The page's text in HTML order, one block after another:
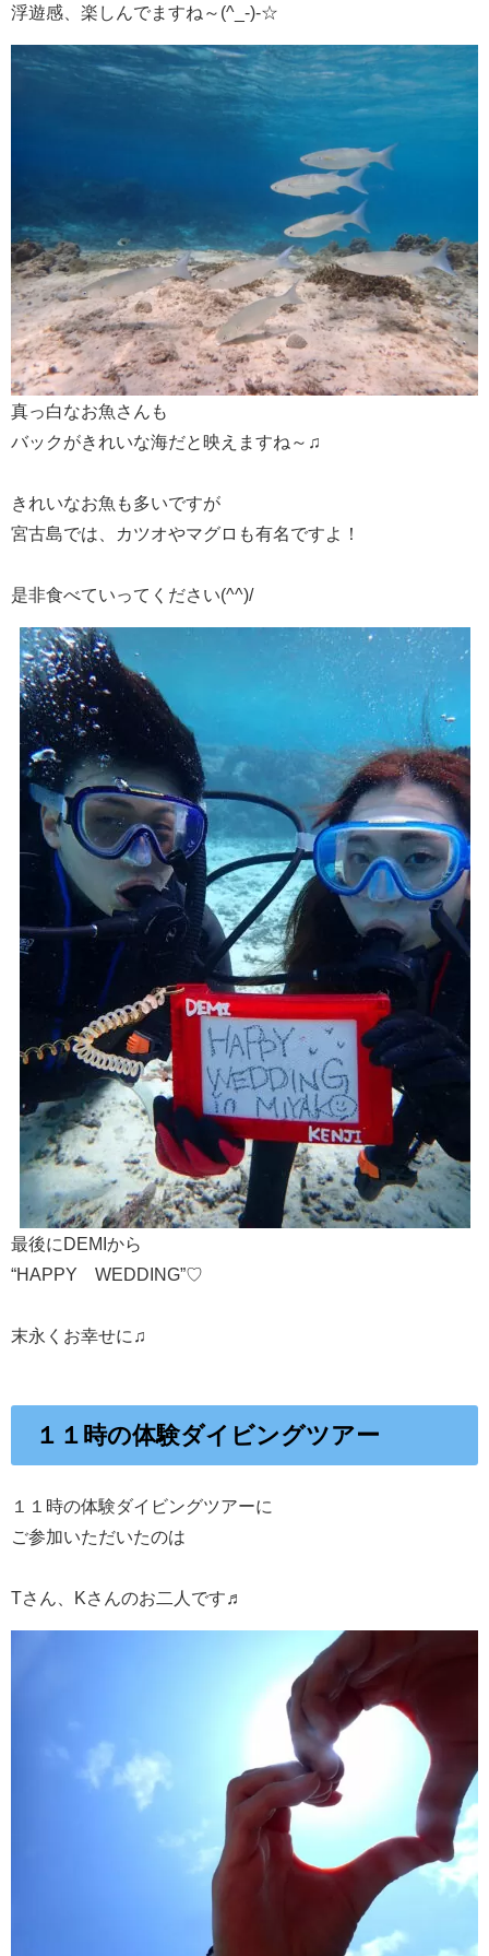
浮遊感、楽しんでますね～(^_-)-☆
真っ白なお魚さんも
バックがきれいな海だと映えますね～♫
きれいなお魚も多いですが
宮古島では、カツオやマグロも有名ですよ！
是非食べていってください(^^)/
最後にDEMIから
“HAPPY WEDDING”♡
末永くお幸せに♫
１１時の体験ダイビングツアー
１１時の体験ダイビングツアーに
ご参加いただいたのは
Tさん、Kさんのお二人です♬